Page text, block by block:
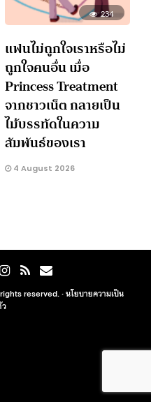
234
แฟนไม่ถูกใจเราหรือไม่
ถูกใจคนอื่น เมื่อ
Princess Treatment
จากชาวเน็ต กลายเป็น
ไม้บรรทัดในความ
สัมพันธ์ของเรา
4 August 2026
reserved. ·นโยบายความเป็น